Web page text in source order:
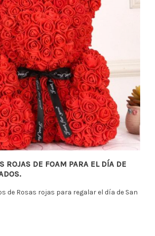
ROJAS DE FOAM PARA EL DÍA DE
de Rosas rojas para regalar el día de San